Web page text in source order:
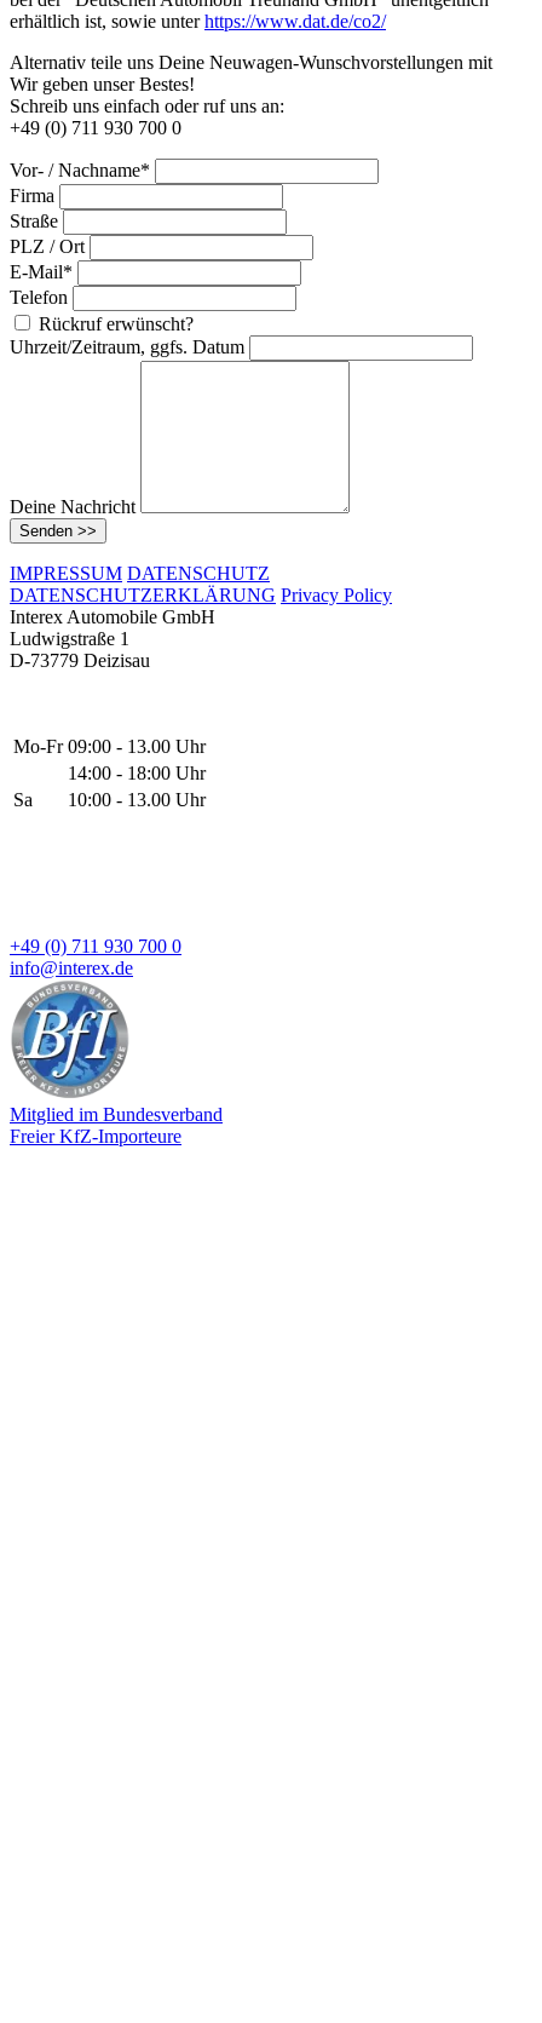
erhältlich ist, sowie unterhttps://www.dat.de/co2/
Alternativ teile uns Deine Neuwagen-Wunschvorstellungen mit
Wir geben unser Bestes!
Schreib uns einfach oder ruf uns an:
+49 (0) 711 930 700 0
Vor- / Nachname*
Firma
Straße
PLZ / Ort
E-Mail*
Telefon
Rückruf erwünscht?
Uhrzeit/Zeitraum, ggfs. Datum
Deine Nachricht
Senden >>
IMPRESSUM DATENSCHUTZ
DATENSCHUTZERKLÄRUNG Privacy Policy
Interex Automobile GmbH
Ludwigstraße 1
D-73779 Deizisau
Mo-Fr 09:00 - 13.00 Uhr
14:00 - 18:00 Uhr
Sa
10:00 - 13.00 Uhr
+49 (0) 711 930 700 0
info@interex.de
Mitglied im Bundesverband
Freier KfZ-Importeure